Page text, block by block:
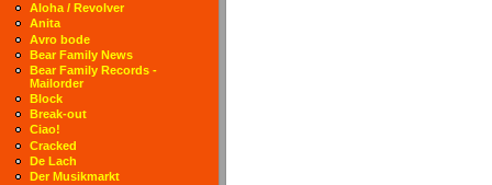
Aloha / Revolver
Anita
Avro bode
Bear Family News
Bear Family Records -
Mailorder
Block
Break-out
Ciao!
Cracked
De Lach
Der Musikmarkt